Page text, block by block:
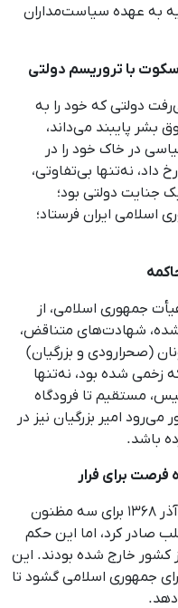
به عهده سیاست‌مداران
دولتی که خود را به
بشر پایبند می‌داند،
در خاک خود را در
داد، نه‌تنها بی‌تفاوتی،
جنایت دولتی بود؛
ایران فرستاد؛
جمهوری اسلامی، از
شهادت‌های متناقض،
(صحرارودی و بزرگیان)
زخمی شده بود، نه‌تنها
مستقیم تا فرودگاه
امیر بزرگیان نیز در
برای فرار
اگرچه دادستان کل اتریش نهایتا در ۷ آذر ۱۳۶۸ برای سه مظنون
صادر کرد، اما این حکم
خارج شده بودند. این
جمهوری اسلامی گشود تا
دهد.